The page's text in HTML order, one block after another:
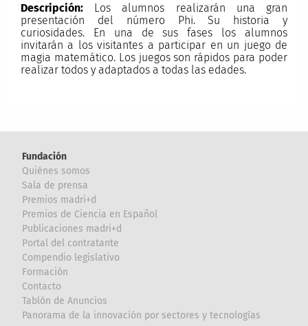
Descripción:Los alumnos realizarán una gran
presentación del número Phi. Su historia y
curiosidades. En una de sus fases los alumnos
invitarán a los visitantes a participar en un juego de
magia matemático. Los juegos son rápidos para poder
realizar todos y adaptados a todas las edades.
Fundación
Quiénes somos
Sala de prensa
Premios madri+d
Premios de Ciencia en Español
Publicaciones madri+d
Portal del contratante
Compendio legislativo
Formación
Contacto
Tablón de Anuncios
Panorama de la innovación por sectores y tecnologías